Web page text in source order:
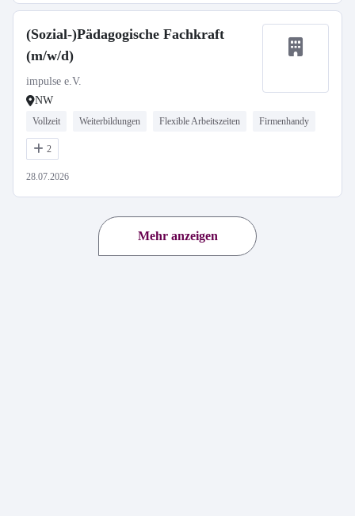
(Sozial-)Pädagogische Fachkraft
(m/w/d)
impulse e.V.
NW
Vollzeit Weiterbildungen Flexible Arbeitszeiten Firmenhandy
2
28.07.2026
Mehr anzeigen